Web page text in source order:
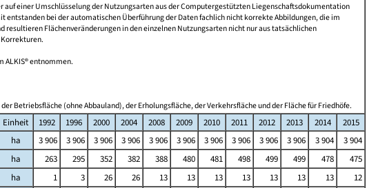
einer Umschlüsselung der Nutzungsarten aus der Computergestützten Liegenschaftsdokumentation
entstanden bei der automatischen Überführung der Daten fachlich nicht korrekte Abbildungen, die im
Flächenveränderungen in den einzelnen Nutzungsarten nicht nur aus tatsächlichen
ALKIS® entnommen.
Betriebsfläche (ohne Abbauland), der Erholungsfläche, der Verkehrsfläche und der Fläche für Friedhöfe.
Einheit 1992 1996 2000 2004 2008 2009 2010 2011 2012 2013 2014
2015
ha 3 906 3 906 3 906 3 906 3 906 3 906 3 906 3 906 3 906 3 906 3 904
3 904
ha 263 295 352 382 388 480 481 498 499 499 478
475
ha 1 3 26 26 13 13 13 13 13 13 13
12